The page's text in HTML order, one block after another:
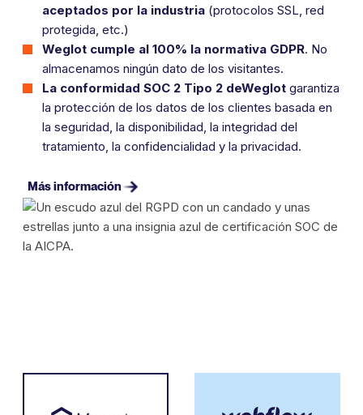
aceptados por la industria (protocolos SSL, red
protegida, etc.)
Weglot cumple al 100% la normativa GDPR. No
almacenamos ningún dato de los visitantes.
La conformidad SOC 2 Tipo 2 deWeglot garantiza
la protección de los datos de los clientes basada en
la seguridad, la disponibilidad, la integridad del
tratamiento, la confidencialidad y la privacidad.
Más información